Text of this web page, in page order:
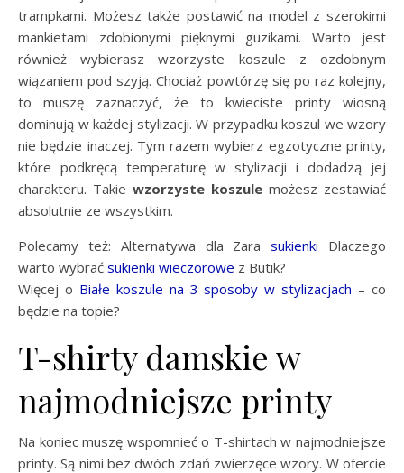
trampkami. Możesz także postawić na model z szerokimi
mankietami zdobionymi pięknymi guzikami. Warto jest
również wybierasz wzorzyste koszule z ozdobnym
wiązaniem pod szyją. Chociaż powtórzę się po raz kolejny,
to muszę zaznaczyć, że to kwieciste printy wiosną
dominują w każdej stylizacji. W przypadku koszul we wzory
nie będzie inaczej. Tym razem wybierz egzotyczne printy,
które podkręcą temperaturę w stylizacji i dodadzą jej
charakteru. Takie wzorzyste koszule możesz zestawiać
absolutnie ze wszystkim.
Polecamy też: Alternatywa dla Zarasukienki Dlaczego
warto wybrać sukienki wieczorowe z Butik?
Więcej o Białe koszule na 3 sposoby w stylizacjach – co
będzie na topie?
T-shirty damskie w
najmodniejsze printy
Na koniec muszę wspomnieć o T-shirtach w najmodniejsze
printy. Są nimi bez dwóch zdań zwierzęce wzory. W ofercie